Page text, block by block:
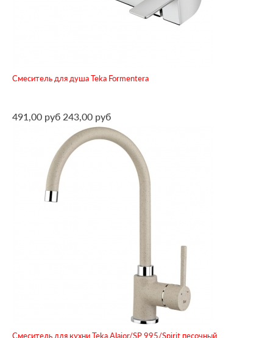
Смеситель для душа Teka Formentera
491,00 руб 243,00 руб
Смеситель для кухни Teka Alaior/SP 995/Spirit песочный